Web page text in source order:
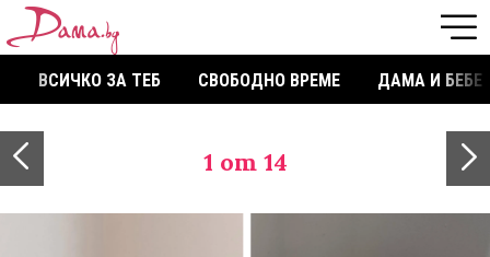
ВСИЧКО ЗА ТЕБ СВОБОДНО ВРЕМЕ ДАМА И БЕБЕ
1 от 14